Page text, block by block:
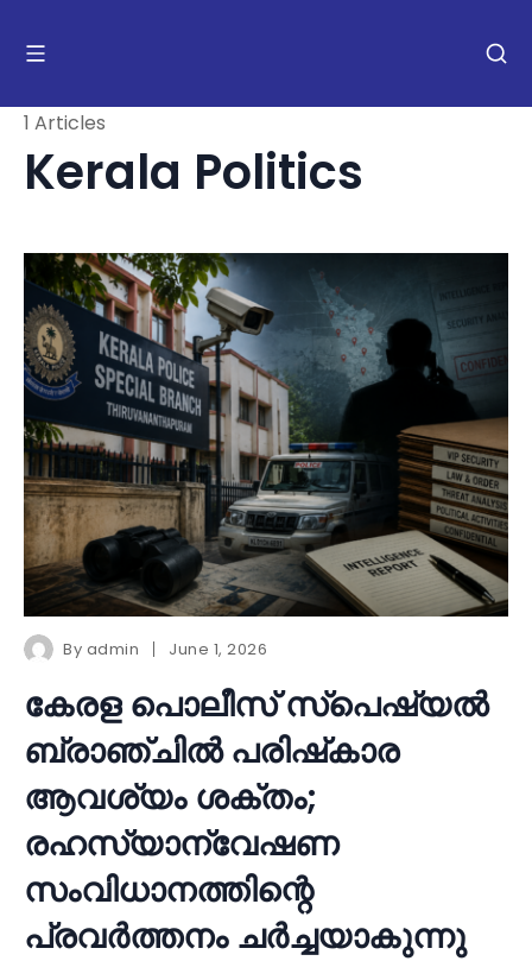
Kerala Politics
1 Articles
By admin June 1, 2026
കേരള പൊലീസ് സ്പെഷ്യൽ
ബ്രാഞ്ചിൽ പരിഷ്‌കാര
ആവശ്യം ശക്തം;
രഹസ്യാന്വേഷണ
സംവിധാനത്തിന്റെ
പ്രവർത്തനം ചർച്ചയാകുന്നു